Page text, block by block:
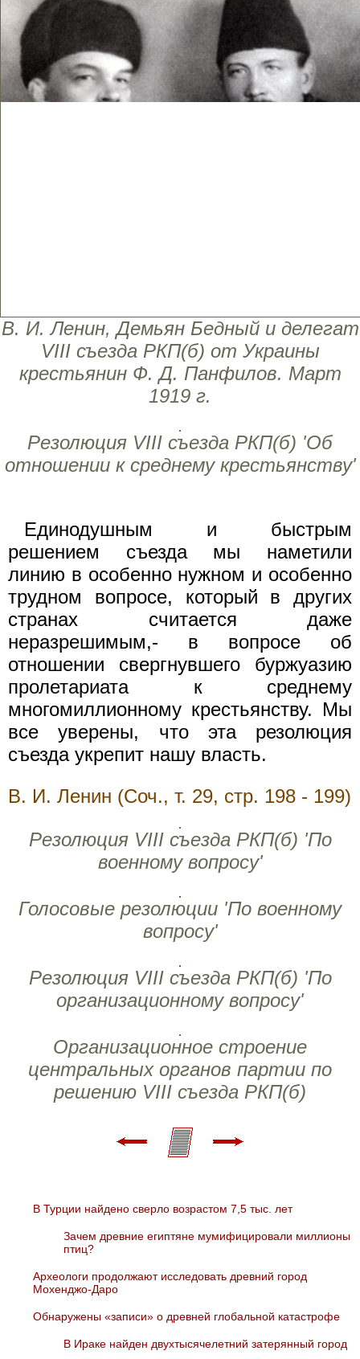
В. И. Ленин, Демьян Бедный и делегат
VIII съезда РКП(б) от Украины
крестьянин Ф. Д. Панфилов. Март
1919 г.
Резолюция VIII съезда РКП(б) 'Об
отношении к среднему крестьянству'
Единодушным и быстрым
решением съезда мы наметили
линию в особенно нужном и особенно
трудном вопросе, который в других
странах считается даже
неразрешимым,- в вопросе об
отношении свергнувшего буржуазию
пролетариата к среднему
многомиллионному крестьянству. Мы
все уверены, что эта резолюция
съезда укрепит нашу власть.
В. И. Ленин (Соч., т. 29, стр. 198 - 199)
Резолюция VIII съезда РКП(б) 'По
военному вопросу'
Голосовые резолюции 'По военному
вопросу'
Резолюция VIII съезда РКП(б) 'По
организационному вопросу'
Организационное строение
центральных органов партии по
решению VIII съезда РКП(б)
В Турции найдено сверло возрастом 7,5 тыс. лет
Зачем древние египтяне мумифицировали миллионы
птиц?
Археологи продолжают исследовать древний город
Мохенджо-Даро
Обнаружены «записи» о древней глобальной катастрофе
В Ираке найден двухтысячелетний затерянный город